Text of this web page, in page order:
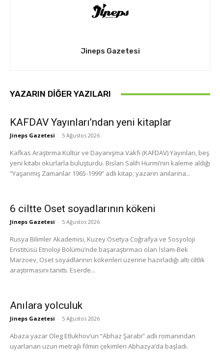
Jineps Gazetesi
YAZARIN DIĞER YAZILARI
KAFDAV Yayınları’ndan yeni kitaplar
Jineps Gazetesi - 5 Ağustos 2026
Kafkas Araştırma Kültür ve Dayanışma Vakfı (KAFDAV) Yayınları, beş
yeni kitabı okurlarla buluşturdu. Bislan Salih Hurmi’nin kaleme aldığı
“Yaşanmış Zamanlar 1965-1999” adlı kitap; yazarın anılarına...
6 ciltte Oset soyadlarının kökeni
Jineps Gazetesi - 5 Ağustos 2026
Rusya Bilimler Akademisi, Kuzey Osetya Coğrafya ve Sosyoloji
Enstitüsü Etnoloji Bölümü’nde başaraştırmacı olan İslam-Bek
Marzoev, Oset soyadlarının kökenleri üzerine hazırladığı altı ciltlik
araştırmasını tanıttı. Eserde...
Anılara yolculuk
Jineps Gazetesi - 5 Ağustos 2026
Abaza yazar Oleg Etlukhov’un “Abhaz Şarabı” adlı romanından
uyarlanan uzun metrajlı filmin çekimleri Abhazya’da başladı.